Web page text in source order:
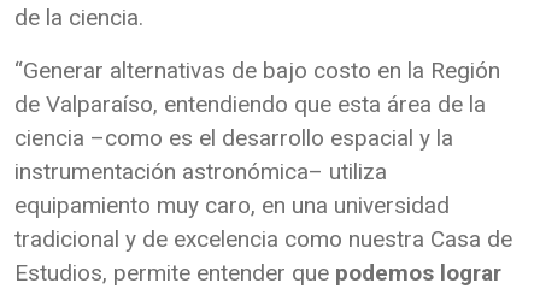
de la ciencia.
“Generar alternativas de bajo costo en la Región
de Valparaíso, entendiendo que esta área de la
ciencia –como es el desarrollo espacial y la
instrumentación astronómica– utiliza
equipamiento muy caro, en una universidad
tradicional y de excelencia como nuestra Casa de
Estudios, permite entender que podemos lograr